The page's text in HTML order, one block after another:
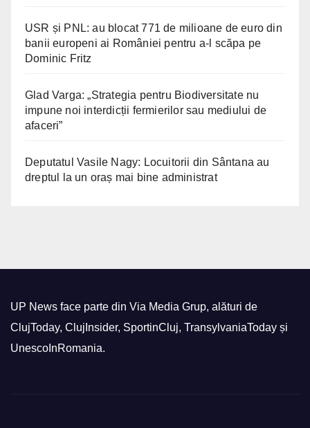
USR și PNL: au blocat 771 de milioane de euro din
banii europeni ai României pentru a-l scăpa pe
Dominic Fritz
Glad Varga: „Strategia pentru Biodiversitate nu
impune noi interdicții fermierilor sau mediului de
afaceri”
Deputatul Vasile Nagy: Locuitorii din Sântana au
dreptul la un oraș mai bine administrat
UP News face parte din Via Media Grup, alături de
ClujToday, ClujInsider, SportinCluj, TransylvaniaToday și
UnescoInRomania.